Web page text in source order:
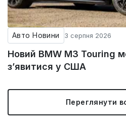
Авто Новини 3 серпня 2026
Новий BMW M3 Touring
з’явитися у США
Переглянути